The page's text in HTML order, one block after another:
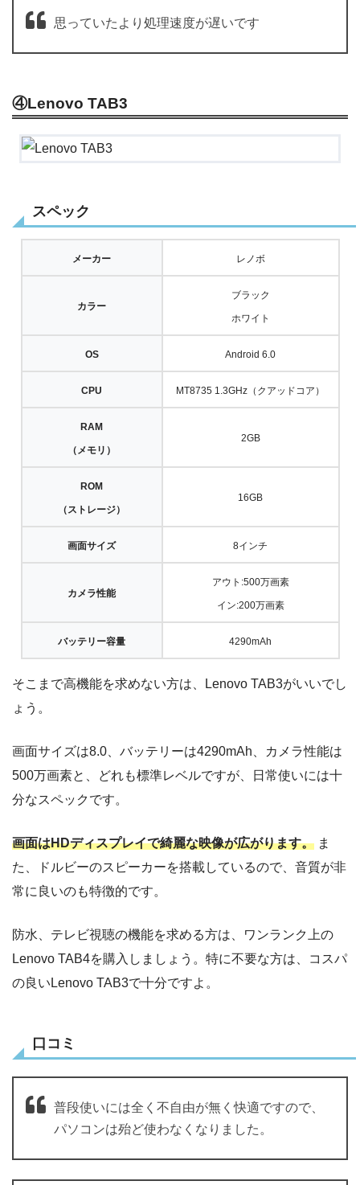
思っていたより処理速度が遅いです
④Lenovo TAB3
スペック
メーカー レノボ
カラー
ブラック
ホワイト
OS Android 6.0
CPU MT8735 1.3GHz（クアッドコア）
RAM
（メモリ）
2GB
ROM
（ストレージ）
16GB
画面サイズ 8インチ
カメラ性能
アウト:500万画素
イン:200万画素
バッテリー容量 4290mAh
そこまで高機能を求めない方は、Lenovo TAB3がいいでし
ょう。
画面サイズは8.0、バッテリーは4290mAh、カメラ性能は
500万画素と、どれも標準レベルですが、日常使いには十
分なスペックです。
画面はHDディスプレイで綺麗な映像が広がります。 ま
た、ドルビーのスピーカーを搭載しているので、音質が非
常に良いのも特徴的です。
防水、テレビ視聴の機能を求める方は、ワンランク上の
Lenovo TAB4を購入しましょう。特に不要な方は、コスパ
の良いLenovo TAB3で十分ですよ。
口コミ
普段使いには全く不自由が無く快適ですので、
パソコンは殆ど使わなくなりました。